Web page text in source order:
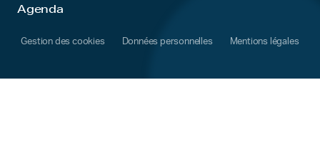
Agenda
Gestion des cookies Données personnelles Mentions légales